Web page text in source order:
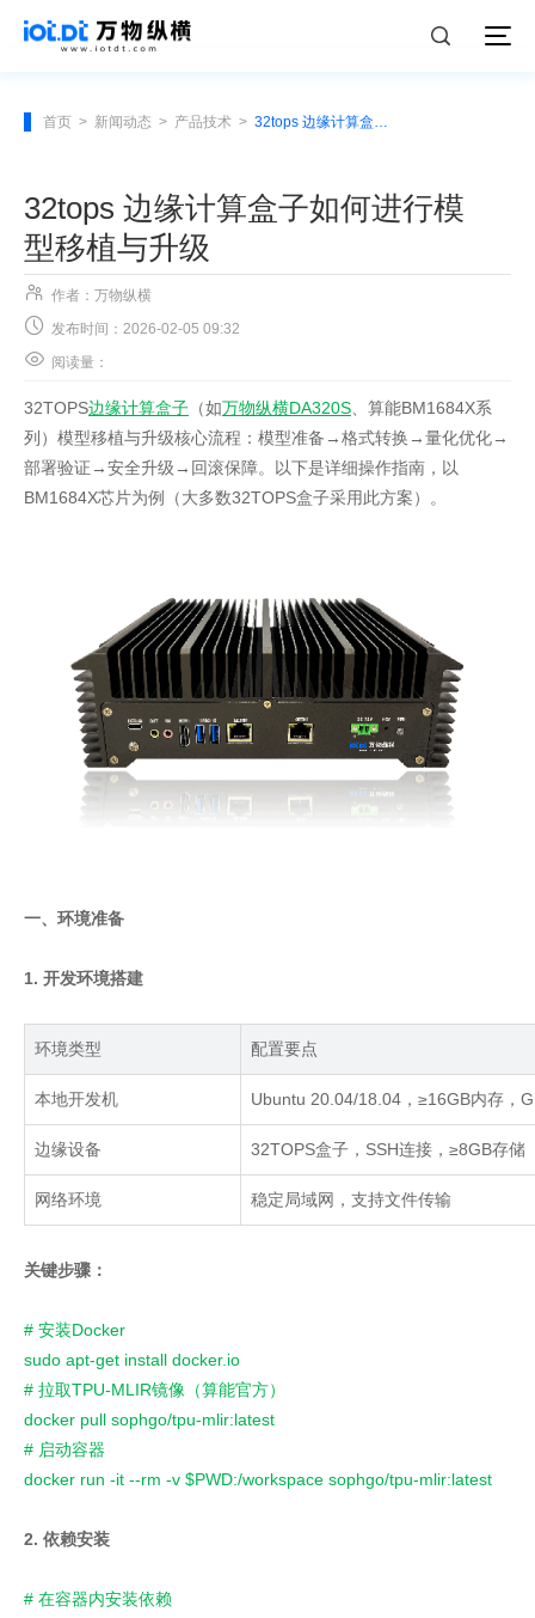
首页 > 新闻动态 > 产品技术 > 32tops 边缘计算盒子如何进行模型移植与升级
32tops 边缘计算盒子如何进行模
型移植与升级
 作者：万物纵横
 发布时间：2026-02-05 09:32
 阅读量：
32TOPS边缘计算盒子 （如万物纵横DA320S 、算能BM1684X系
列）模型移植与升级核心流程：模型准备→格式转换→量化优化→
部署验证→安全升级→回滚保障。以下是详细操作指南，以
BM1684X芯片为例（大多数32TOPS盒子采用此方案）。
一、环境准备
1. 开发环境搭建
环境类型 配置要点
本地开发机 Ubuntu 20.04/18.04 ， ≥16GB内存，
边缘设备 32TOPS盒子， SSH连接， ≥8GB存储
网络环境 稳定局域网，支持文件传输
关键步骤：
# 安装Docker
sudo apt-get install docker.io
# 拉取TPU-MLIR镜像（算能官方）
docker pull sophgo/tpu-mlir:latest
# 启动容器
docker run -it --rm -v $PWD:/workspace sophgo/tpu-mlir:latest
2. 依赖安装
# 在容器内安装依赖